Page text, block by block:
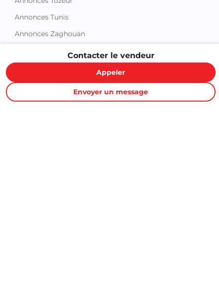
Contacter le vendeur
Appeler
Envoyer un message
Annonces Zaghouan
Proxity.tn est une plateforme tunisienne de petites annonces
gratuites qui vous aide à acheter, vendre ou louer plus